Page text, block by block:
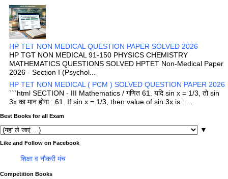
HP TET NON MEDICAL QUESTION PAPER SOLVED 2026
HP TGT NON MEDICAL 91-150 PHYSICS CHEMISTRY
MATHEMATICS QUESTIONS SOLVED HPTET Non-Medical Paper
2026 - Section I (Psychol...
HP TET NON MEDICAL ( PCM ) SOLVED QUESTION PAPER 2026
```html SECTION - III Mathematics / गणित 61. यदि sin x = 1/3, तो sin
3x का मान होगा : 61. If sin x = 1/3, then value of sin 3x is : ...
Best Books for all Exam
▼
Like and Follow on Facebook
शिक्षा व नौकरी मंच
Competition Books